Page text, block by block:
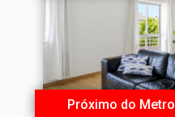
Próximo do Metro